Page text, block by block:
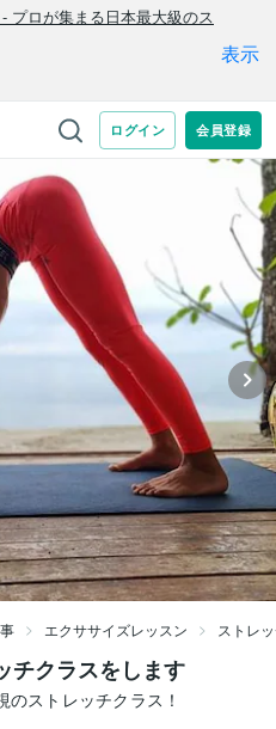
エクササイズレッスン ストレ
チクラスをします
ストレッチクラス！